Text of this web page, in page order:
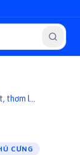
thơm lâu
CƯNG